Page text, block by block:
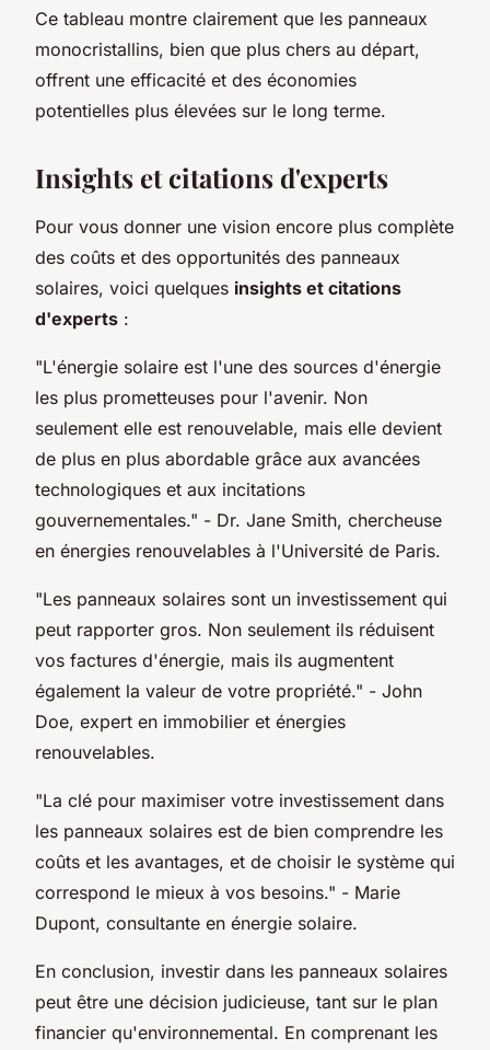
Ce tableau montre clairement que les panneaux
monocristallins, bien que plus chers au départ,
offrent une efficacité et des économies
potentielles plus élevées sur le long terme.
Insights et citations d'experts
Pour vous donner une vision encore plus complète
des coûts et des opportunités des panneaux
solaires, voici quelques insights et citations
d'experts :
"L'énergie solaire est l'une des sources d'énergie
les plus prometteuses pour l'avenir. Non
seulement elle est renouvelable, mais elle devient
de plus en plus abordable grâce aux avancées
technologiques et aux incitations
gouvernementales." - Dr. Jane Smith, chercheuse
en énergies renouvelables à l'Université de Paris.
"Les panneaux solaires sont un investissement qui
peut rapporter gros. Non seulement ils réduisent
vos factures d'énergie, mais ils augmentent
également la valeur de votre propriété." - John
Doe, expert en immobilier et énergies
renouvelables.
"La clé pour maximiser votre investissement dans
les panneaux solaires est de bien comprendre les
coûts et les avantages, et de choisir le système qui
correspond le mieux à vos besoins." - Marie
Dupont, consultante en énergie solaire.
En conclusion, investir dans les panneaux solaires
peut être une décision judicieuse, tant sur le plan
financier qu'environnemental. En comprenant les